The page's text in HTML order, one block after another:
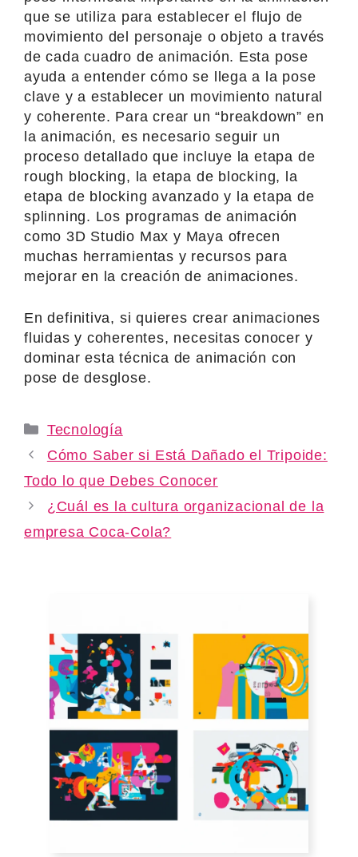
que se utiliza para establecer el flujo de
movimiento del personaje o objeto a través
de cada cuadro de animación. Esta pose
ayuda a entender cómo se llega a la pose
clave y a establecer un movimiento natural
y coherente. Para crear un “breakdown” en
la animación, es necesario seguir un
proceso detallado que incluye la etapa de
rough blocking, la etapa de blocking, la
etapa de blocking avanzado y la etapa de
splinning. Los programas de animación
como 3D Studio Max y Maya ofrecen
muchas herramientas y recursos para
mejorar en la creación de animaciones.
En definitiva, si quieres crear animaciones
fluidas y coherentes, necesitas conocer y
dominar esta técnica de animación con
pose de desglose.
Categories
Tecnología
Cómo Saber si Está Dañado el Tripoide:
Todo lo que Debes Conocer
¿Cuál es la cultura organizacional de la
empresa Coca-Cola?